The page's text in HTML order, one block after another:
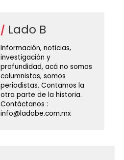
Lado B
Información, noticias,
investigación y
profundidad, acá no somos
columnistas, somos
periodistas. Contamos la
otra parte de la historia.
Contáctanos :
info@ladobe.com.mx